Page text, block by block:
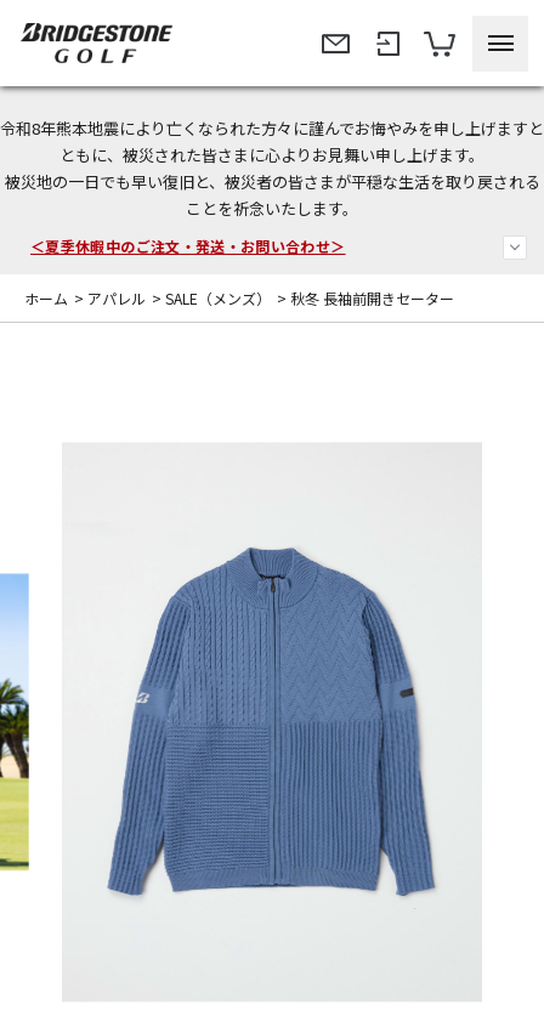
令和8年熊本地震により亡くなられた方々に謹んでお悔やみを申し上げますと
ともに、被災された皆さまに心よりお見舞い申し上げます。
被災地の一日でも早い復旧と、被災者の皆さまが平穏な生活を取り戻される
ことを祈念いたします。
今なら新規会員登録で1,000円OFFクーポンプレゼント！
＜商品配送に関するお知らせ＞
＜夏季休暇中のご注文・発送・お問い合わせ＞
ホーム > アパレル > SALE（メンズ） > 秋冬 長袖前開きセーター